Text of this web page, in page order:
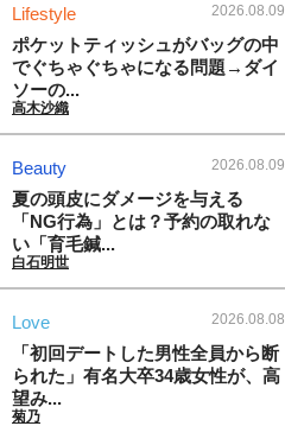
Lifestyle 2026.08.09
ポケットティッシュがバッグの中
でぐちゃぐちゃになる問題→ダイ
ソーの...
高木沙織
Beauty 2026.08.09
夏の頭皮にダメージを与える
「NG行為」とは？予約の取れな
い「育毛鍼...
白石明世
Love 2026.08.08
「初回デートした男性全員から断
られた」有名大卒34歳女性が、高
望み...
菊乃